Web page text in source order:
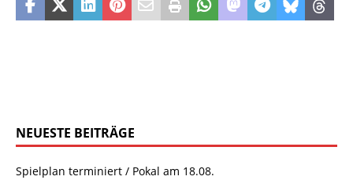
NEUESTE BEITRÄGE
Spielplan terminiert / Pokal am 18.08.